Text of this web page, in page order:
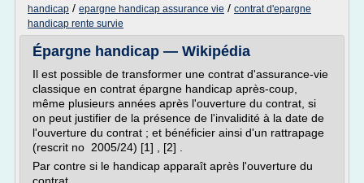
handicap / epargne handicap assurance vie / contrat d'epargne
handicap rente survie
Épargne handicap — Wikipédia
Il est possible de transformer une contrat d'assurance-vie
classique en contrat épargne handicap après-coup,
même plusieurs années après l'ouverture du contrat, si
on peut justifier de la présence de l'invalidité à la date de
l'ouverture du contrat ; et bénéficier ainsi d'un rattrapage
(rescrit no 2005/24) [1] , [2] .
Par contre si le handicap apparaît après l'ouverture du